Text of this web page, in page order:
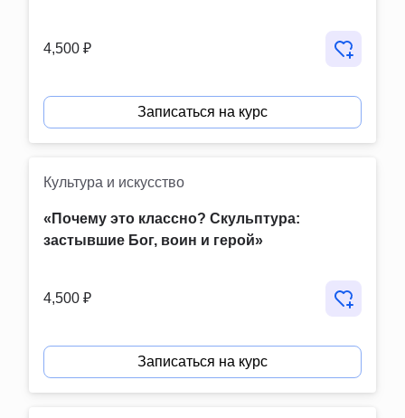
4,500 ₽
Записаться на курс
Культура и искусство
«Почему это классно? Скульптура:
застывшие Бог, воин и герой»
4,500 ₽
Записаться на курс